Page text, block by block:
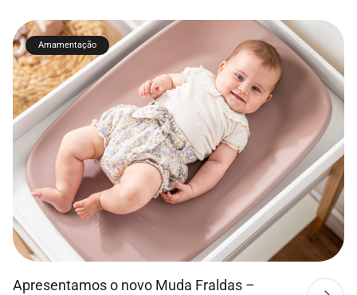
fraldas de espuma PU pode ser utilizado
sem cobertura, poupando tempo e
facilitando cada troca! A espuma PU do
muda-fraldas Softy não é apenas suave ao
toque, mas também durável e higiénica,
repelindo […]
Amamentação
Apresentamos o novo Muda Fraldas –